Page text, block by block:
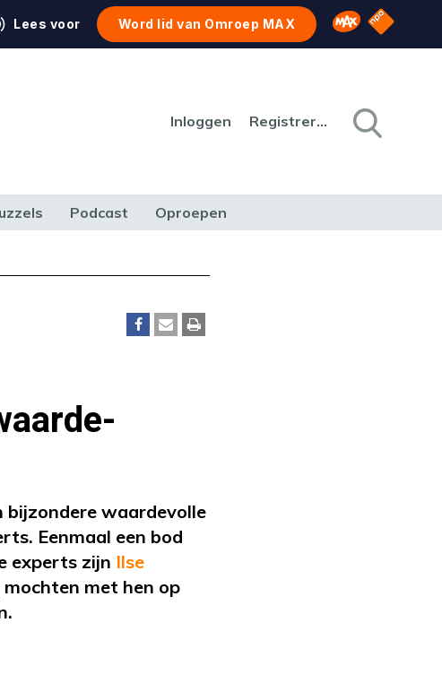
Lees voor Word lid van Omroep MAX Omroep MAX
NPO
Inloggen Registreren
Podcast Oproepen
waardevolle
Eenmaal een bod
experts zijn Ilse
mochten met hen op